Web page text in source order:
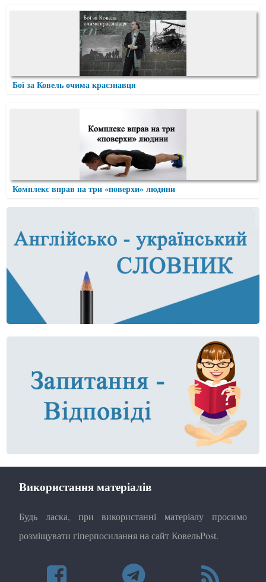
Бої за Ковель очима краєзнавця
Комплекс вправ на три «поверхи» людини
Використання матеріалів
Будь ласка, при використанні матеріалу просимо
розміщувати гіперпосилання на сайт КовельPost.